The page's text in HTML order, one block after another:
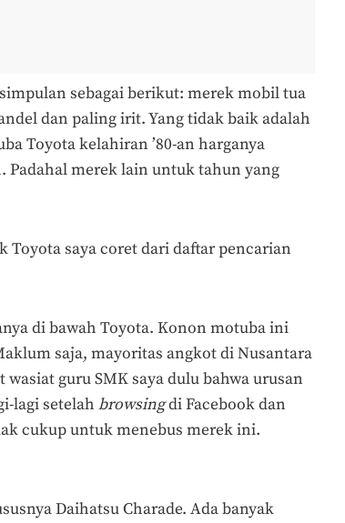
sebagai berikut: merek mobil tua
dan paling irit. Yang tidak baik adalah
Toyota kelahiran ’80-an harganya
Padahal merek lain untuk tahun yang
Toyota saya coret dari daftar pencarian
di bawah Toyota. Konon motuba ini
saja, mayoritas angkot di Nusantara
guru SMK saya dulu bahwa urusan
lagi setelah browsingdi Facebook dan
cukup untuk menebus merek ini.
Daihatsu Charade. Ada banyak